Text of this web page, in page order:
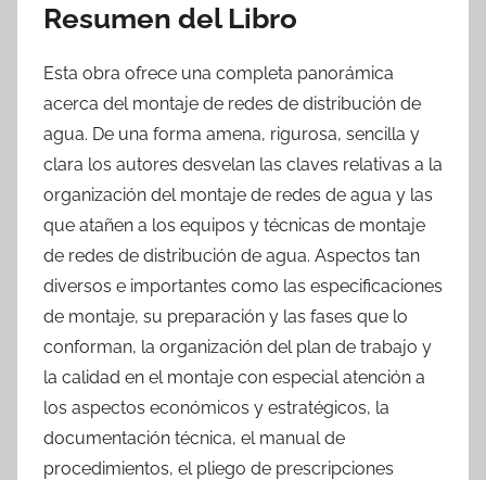
Resumen del Libro
Esta obra ofrece una completa panorámica
acerca del montaje de redes de distribución de
agua. De una forma amena, rigurosa, sencilla y
clara los autores desvelan las claves relativas a la
organización del montaje de redes de agua y las
que atañen a los equipos y técnicas de montaje
de redes de distribución de agua. Aspectos tan
diversos e importantes como las especificaciones
de montaje, su preparación y las fases que lo
conforman, la organización del plan de trabajo y
la calidad en el montaje con especial atención a
los aspectos económicos y estratégicos, la
documentación técnica, el manual de
procedimientos, el pliego de prescripciones